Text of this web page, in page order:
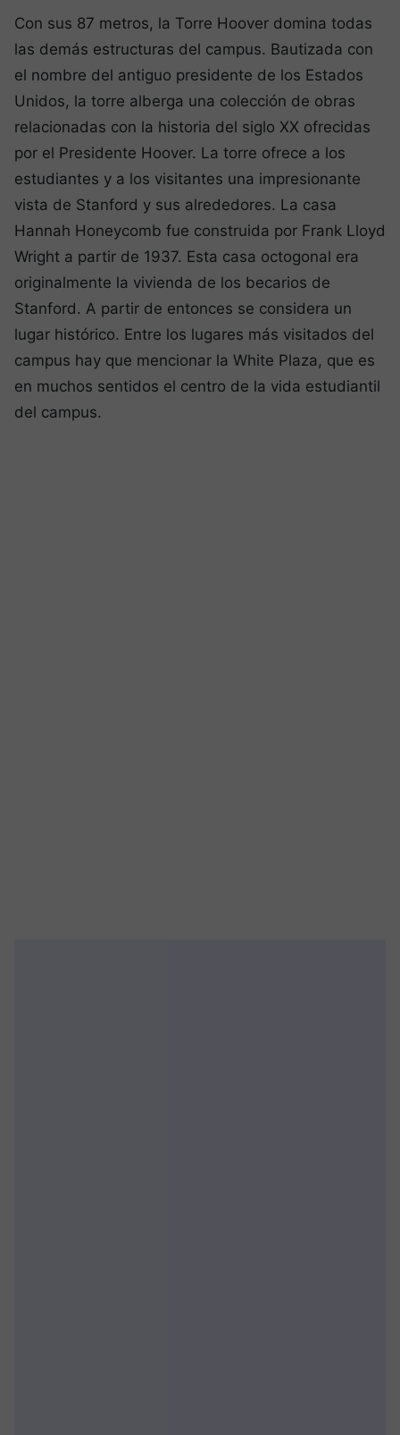
Con sus 87 metros, la Torre Hoover domina todas
las demás estructuras del campus. Bautizada con
el nombre del antiguo presidente de los Estados
Unidos, la torre alberga una colección de obras
relacionadas con la historia del siglo XX ofrecidas
por el Presidente Hoover. La torre ofrece a los
estudiantes y a los visitantes una impresionante
vista de Stanford y sus alrededores. La casa
Hannah Honeycomb fue construida por Frank Lloyd
Wright a partir de 1937. Esta casa octogonal era
originalmente la vivienda de los becarios de
Stanford. A partir de entonces se considera un
lugar histórico. Entre los lugares más visitados del
campus hay que mencionar la White Plaza, que es
en muchos sentidos el centro de la vida estudiantil
del campus.